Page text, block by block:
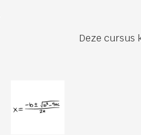
Deze cursus